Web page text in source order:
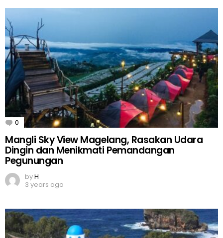
0 Comments
Mangli Sky View Magelang, Rasakan Udara
Dingin dan Menikmati Pemandangan
Pegunungan
byH
3 years ago